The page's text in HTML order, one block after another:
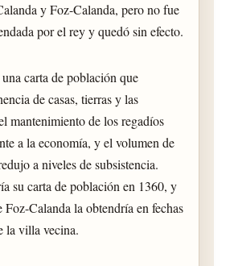
y Foz-Calanda, pero no fue
por el rey y quedó sin efecto.
carta de población que
de casas, tierras y las
mantenimiento de los regadíos
a la economía, y el volumen de
a niveles de subsistencia.
su carta de población en 1360, y
Foz-Calanda la obtendría en fechas
la villa vecina.